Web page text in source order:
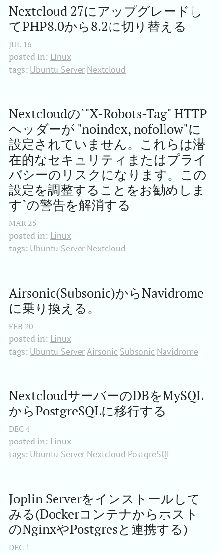
Nextcloud 27にアップグレードし
てPHP8.0から8.2に切り替える
JUL 16
posted in: Linux
tags: Ubuntu Server Nextcloud
Nextcloudの`"X-Robots-Tag" HTTP
ヘッダーが "noindex, nofollow"に
設定されていません。これらは潜
在的なセキュリティまたはプライ
バシーのリスクになります。この
設定を調整することをお勧めしま
す`の警告を解消する
MAR 25
posted in: Linux
tags: Ubuntu Server Nextcloud
Airsonic(Subsonic)からNavidrome
に乗り換える。
FEB 20
posted in: Linux
tags: Ubuntu ServerAirsonic Subsonic Navidrome
NextcloudサーバーのDBをMySQL
からPostgreSQLに移行する
DEC4
posted in: Linux
tags: Ubuntu Server Nextcloud PostgreSQL
Joplin Serverをインストールして
みる(Dockerコンテナからホスト
のNginxやPostgresと連携する)
DEC 1